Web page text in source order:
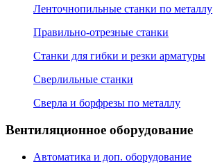
Ленточнопильные станки по металлу
Правильно-отрезные станки
Станки для гибки и резки арматуры
Сверлильные станки
Сверла и борфрезы по металлу
Вентиляционное оборудование
Автоматика и доп. оборудование